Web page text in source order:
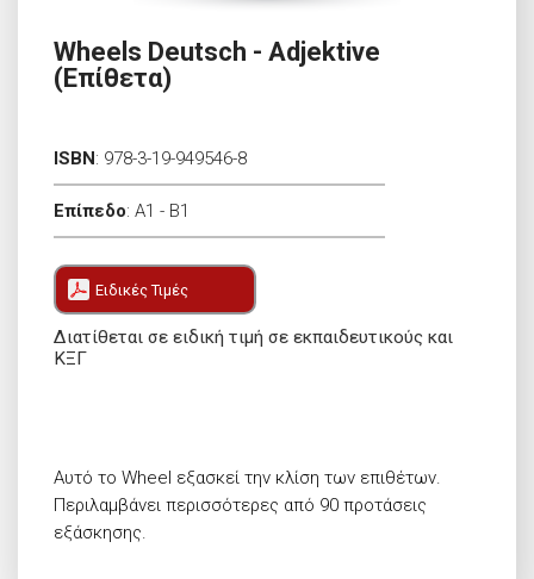
Wheels Deutsch - Adjektive
(Επίθετα)
ISBN: 978-3-19-949546-8
Επίπεδο: A1 - B1
Ειδικές Τιμές
Διατίθεται σε ειδική τιμή σε εκπαιδευτικούς και
ΚΞΓ
Αυτό το Wheel εξασκεί την κλίση των επιθέτων.
Περιλαμβάνει περισσότερες από 90 προτάσεις
εξάσκησης.